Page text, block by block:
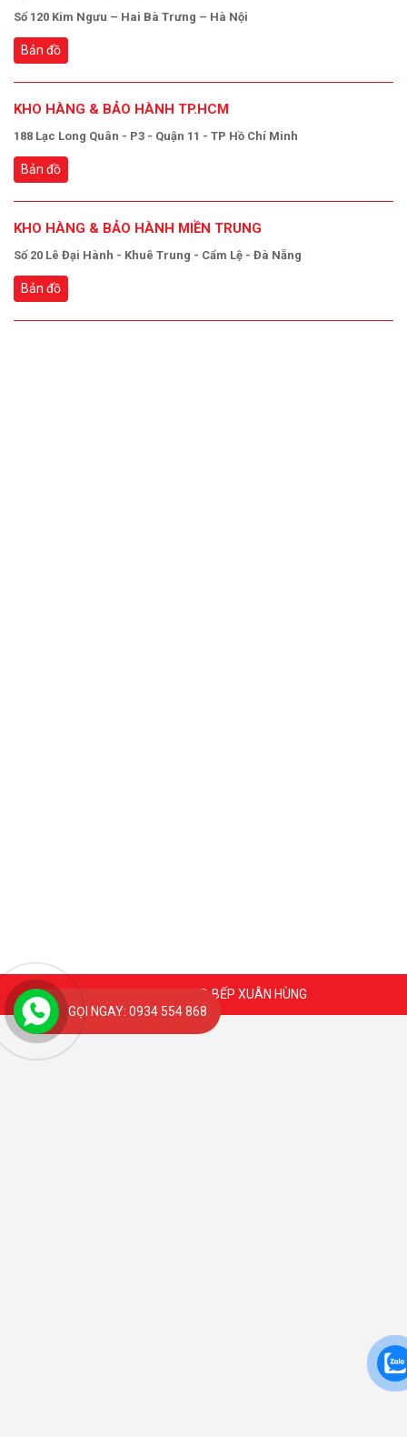
Số 120 Kim Ngưu – Hai Bà Trưng – Hà Nội
Bản đồ
KHO HÀNG & BẢO HÀNH TP.HCM
188 Lạc Long Quân - P3 - Quận 11 - TP Hồ Chí Minh
Bản đồ
KHO HÀNG & BẢO HÀNH MIỀN TRUNG
Số 20 Lê Đại Hành - Khuê Trung - Cẩm Lệ - Đà Nẵng
Bản đồ
Coppyright 2020 @ BẾP XUÂN HÙNG
GỌI NGAY: 0934 554 868